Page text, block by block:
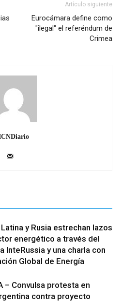
Artículo siguiente
Eurocámara define como
"ilegal" el referéndum de
Crimea
y Rusia estrechan lazos
energético a través del
InteRussia y una charla con
Global de Energía
– Convulsa protesta en
contra proyecto